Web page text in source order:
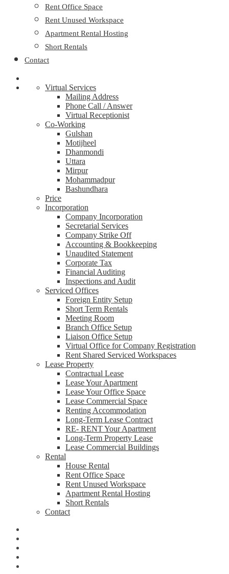
Rent Office Space
Rent Unused Workspace
Apartment Rental Hosting
Short Rentals
Contact
Virtual Services
Mailing Address
Phone Call / Answer
Virtual Receptionist
Co-Working
Gulshan
Motijheel
Dhanmondi
Uttara
Mirpur
Mohammadpur
Bashundhara
Price
Incorporation
Company Incorporation
Secretarial Services
Company Strike Off
Accounting & Bookkeeping
Unaudited Statement
Corporate Tax
Financial Auditing
Inspections and Audit
Serviced Offices
Foreign Entity Setup
Short Term Rentals
Meeting Room
Branch Office Setup
Liaison Office Setup
Virtual Office for Company Registration
Rent Shared Serviced Workspaces
Lease Property
Contractual Lease
Lease Your Apartment
Lease Your Office Space
Lease Commercial Space
Renting Accommodation
Long-Term Lease Contract
RE- RENT Your Apartment
Long-Term Property Lease
Lease Commercial Buildings
Rental
House Rental
Rent Office Space
Rent Unused Workspace
Apartment Rental Hosting
Short Rentals
Contact